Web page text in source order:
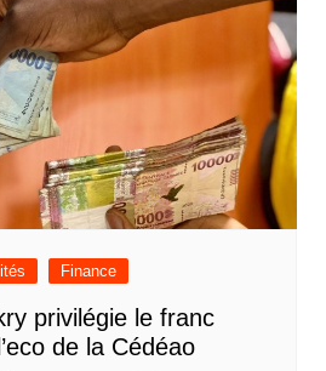
Finance
privilégie le franc
de la Cédéao